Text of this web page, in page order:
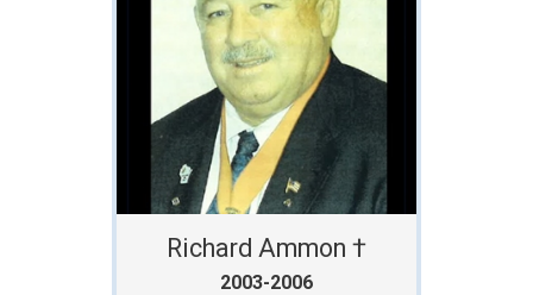
Richard Ammon †
2003-2006